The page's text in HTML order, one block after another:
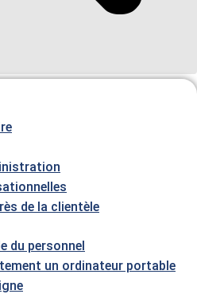
de la clientèle
du personnel
un ordinateur portable